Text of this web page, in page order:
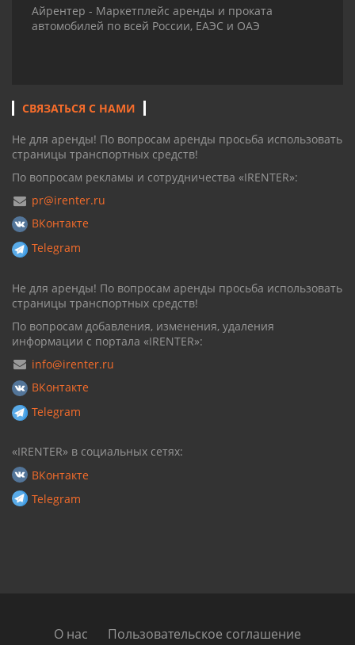
Айрентер - Маркетплейс аренды и проката
автомобилей по всей России, ЕАЭС и ОАЭ
СВЯЗАТЬСЯ С НАМИ
Не для аренды! По вопросам аренды просьба использовать
страницы транспортных средств!
По вопросам рекламы и сотрудничества «IRENTER»:
pr@irenter.ru
ВКонтакте
Telegram
Не для аренды! По вопросам аренды просьба использовать
страницы транспортных средств!
По вопросам добавления, изменения, удаления
информации с портала «IRENTER»:
info@irenter.ru
ВКонтакте
Telegram
«IRENTER» в социальных сетях:
ВКонтакте
Telegram
О нас Пользовательское соглашение